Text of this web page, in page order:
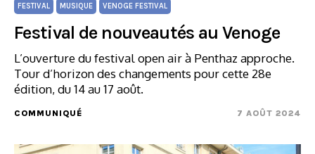
FESTIVAL MUSIQUE VENOGE FESTIVAL
Festival de nouveautés au Venoge
L’ouverture du festival open air à Penthaz approche.
Tour d’horizon des changements pour cette 28e
édition, du 14 au 17 août.
COMMUNIQUÉ 7 AOÛT 2024